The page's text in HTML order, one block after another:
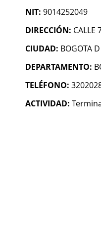
NIT: 9014252049
DIRECCIÓN: CALLE
CIUDAD: BOGOTA
DEPARTAMENTO:
TELÉFONO:
ACTIVIDAD: